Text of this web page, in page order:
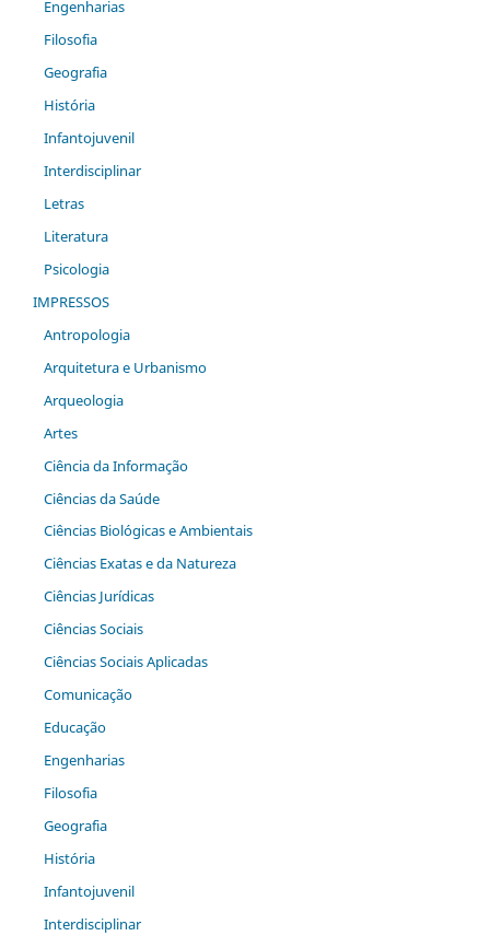
Engenharias
Filosofia
Geografia
História
Infantojuvenil
Interdisciplinar
Letras
Literatura
Psicologia
IMPRESSOS
Antropologia
Arquitetura e Urbanismo
Arqueologia
Artes
Ciência da Informação
Ciências da Saúde
Ciências Biológicas e Ambientais
Ciências Exatas e da Natureza
Ciências Jurídicas
Ciências Sociais
Ciências Sociais Aplicadas
Comunicação
Educação
Engenharias
Filosofia
Geografia
História
Infantojuvenil
Interdisciplinar